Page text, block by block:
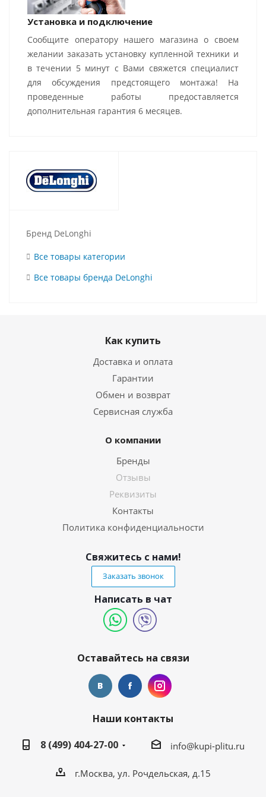
Установка и подключение
Сообщите оператору нашего магазина о своем
желании заказать установку купленной техники и
в течении 5 минут с Вами свяжется специалист
для обсуждения предстоящего монтажа! На
проведенные работы предоставляется
дополнительная гарантия 6 месяцев.
Бренд DeLonghi
Все товары категории
Все товары бренда DeLonghi
Как купить
Доставка и оплата
Гарантии
Обмен и возврат
Сервисная служба
О компании
Бренды
Отзывы
Реквизиты
Контакты
Политика конфиденциальности
Свяжитесь с нами!
Заказать звонок
Написать в чат
Оставайтесь на связи
Наши контакты
8 (499) 404-27-00
info@kupi-plitu.ru
г.Москва, ул. Рочдельская, д.15